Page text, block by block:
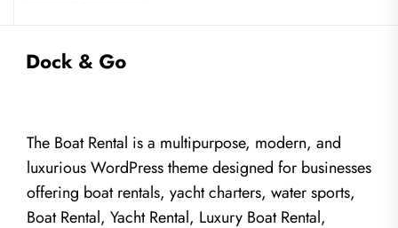
The Boat Rental is a multipurpose, modern, and
luxurious WordPress theme designed for businesses
offering boat rentals, yacht charters, water sports,
Boat Rental, Yacht Rental, Luxury Boat Rental,